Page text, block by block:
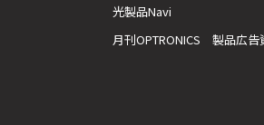
光製品Navi
月刊OPTRONICS 製品広告